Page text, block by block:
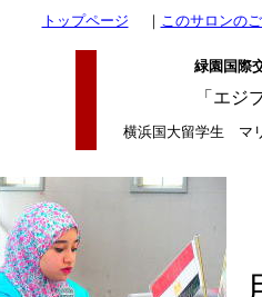
トップページ ｜ このサロンの
緑園国際
「 エジ
横浜国大留学生 マ